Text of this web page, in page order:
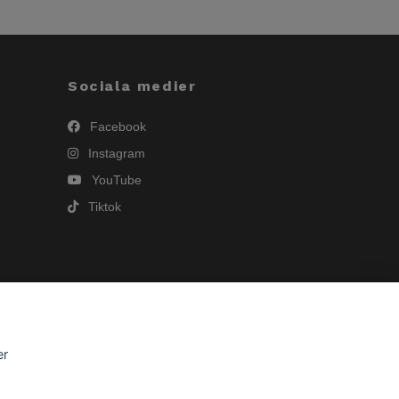
Sociala medier
Facebook
Instagram
YouTube
Tiktok